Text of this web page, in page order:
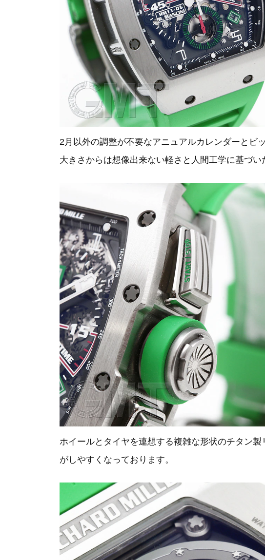
2月以外の調整が不要なアニュアルカレンダーとビ
大きさからは想像出来ない軽さと人間工学に基づ
ホイールとタイヤを連想する複雑な形状のチタン
がしやすくなっております。